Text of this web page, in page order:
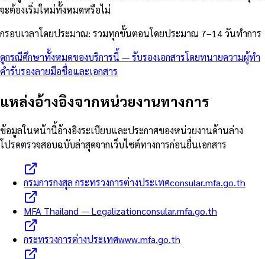
จะต้องเริ่มใหม่ทั้งหมดหรือไม่
กรอบเวลาโดยประมาณ: รวมทุกขั้นตอนโดยประมาณ 7–14 วันทำการ
ดูกรณีศึกษาทั้งหมดของบริการนี้ —รับรองเอกสารโดยทนายความผู้ทำ
คำรับรองลายมือชื่อและเอกสาร
แหล่งอ้างอิงจากหน่วยงานทางการ
ข้อมูลในหน้านี้อ้างอิงระเบียบและประกาศของหน่วยงานด้านล่าง
โปรดตรวจสอบฉบับล่าสุดจากเว็บไซต์ทางการก่อนยื่นเอกสาร
กรมการกงสุล กระทรวงการต่างประเทศconsular.mfa.go.th
MFA Thailand — Legalizationconsular.mfa.go.th
กระทรวงการต่างประเทศwww.mfa.go.th